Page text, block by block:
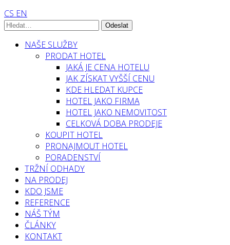
CS EN
NAŠE SLUŽBY
PRODAT HOTEL
JAKÁ JE CENA HOTELU
JAK ZÍSKAT VYŠŠÍ CENU
KDE HLEDAT KUPCE
HOTEL JAKO FIRMA
HOTEL JAKO NEMOVITOST
CELKOVÁ DOBA PRODEJE
KOUPIT HOTEL
PRONAJMOUT HOTEL
PORADENSTVÍ
TRŽNÍ ODHADY
NA PRODEJ
KDO JSME
REFERENCE
NÁŠ TÝM
ČLÁNKY
KONTAKT